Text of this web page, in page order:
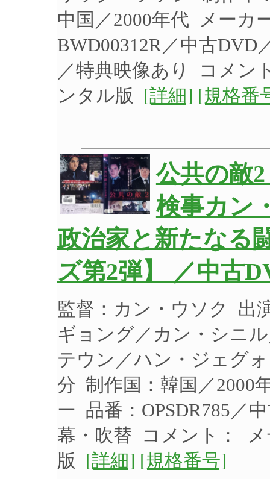
中国／2000年代 メーカ
BWD00312R／中古
／特典映像あり コメン
ンタル版 [詳細] [規格番
公共の敵
検事カン
政治家と新たなる
ズ第2弾】 ／中古
監督：カン・ウソク 出
ギョング／カン・シニ
テウン／ハン・ジェグ
分 制作国：韓国／2000
ー 品番：OPSDR785／
幕・吹替 コメント：
版 [詳細] [規格番号]